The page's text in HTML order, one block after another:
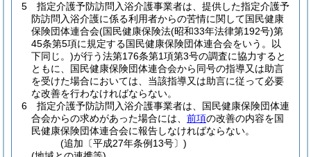
5
指定介護予防訪問入浴介護事業者は、提供した指定介護予
防訪問入浴介護に係る利用者からの苦情に関して国民健康
保険団体連合会(国民健康保険法(昭和33年法律第192号)第
45条第5項に規定する国民健康保険団体連合会をいう。以
下同じ。)が行う法第176条第1項第3号の調査に協力すると
ともに、国民健康保険団体連合会から同号の指導又は助言
を受けた場合においては、当該指導又は助言に従って必要
な改善を行わなければならない。
6
指定介護予防訪問入浴介護事業者は、国民健康保険団体連
合会からの求めがあった場合には、 前項の改善の内容を国
民健康保険団体連合会に報告しなければならない。
(追加〔平成27年条例13号〕)